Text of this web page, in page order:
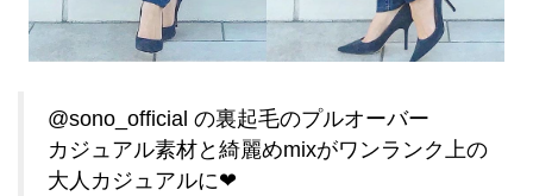
@sono_official の裏起毛のプルオーバー
カジュアル素材と綺麗めmixがワンランク上の
大人カジュアルに❤︎